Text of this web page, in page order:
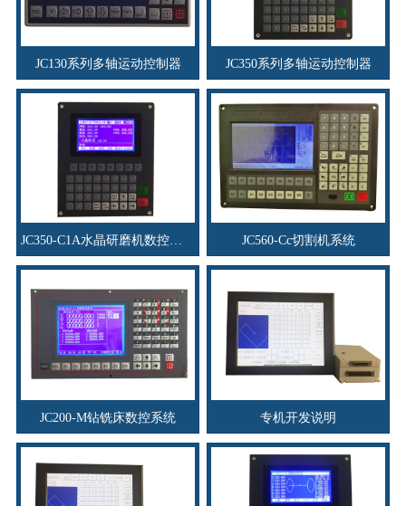
JC130系列多轴运动控制器 JC350系列多轴运动控制器
JC350-C1A水晶研磨机数控系统 JC560-Cc切割机系统
JC200-M钻铣床数控系统 专机开发说明